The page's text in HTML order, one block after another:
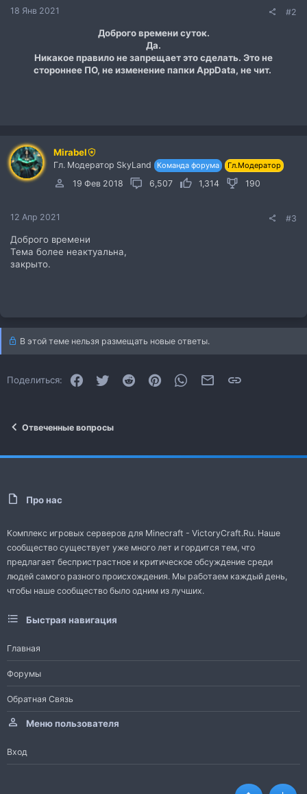
18 Янв 2021 #2
Доброго времени суток.
Да.
Никакое правило не запрещает это сделать. Это не
стороннее ПО, не изменение папки AppData, не чит.
Mirabel
Гл. Модератор SkyLand Команда форума Гл.Модератор
19 Фев 2018 6,507 1,314 190
12 Апр 2021 #3
Доброго времени
Тема более неактуальна,
закрыто.
В этой теме нельзя размещать новые ответы.
Поделиться: FacebookTwitter Reddit PinterestWhatsAppЭлектронная почта
Отвеченные вопросы
Про нас
Комплекс игровых серверов для Minecraft - VictoryCraft.Ru. Наше
сообщество существует уже много лет и гордится тем, что
предлагает беспристрастное и критическое обсуждение среди
людей самого разного происхождения. Мы работаем каждый день,
чтобы наше сообщество было одним из лучших.
Быстрая навигация
Главная
Форумы
Обратная Связь
Меню пользователя
Вход